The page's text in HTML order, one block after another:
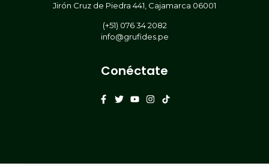
Jirón Cruz de Piedra 441, Cajamarca 06001
(+51) 076 34 2082
info@grufides.pe
Conéctate